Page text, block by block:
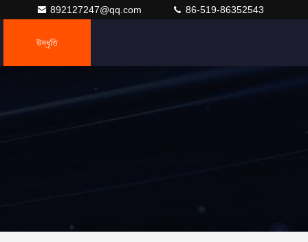
892127247@qq.com 86-519-86352543
উদ্ধৃতি